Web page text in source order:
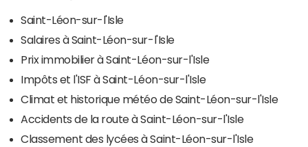
Saint-Léon-sur-l'Isle
Salaires à Saint-Léon-sur-l'Isle
Prix immobilier à Saint-Léon-sur-l'Isle
Impôts et l'ISF à Saint-Léon-sur-l'Isle
Climat et historique météo de Saint-Léon-sur-l'Isle
Accidents de la route à Saint-Léon-sur-l'Isle
Classement des lycées à Saint-Léon-sur-l'Isle